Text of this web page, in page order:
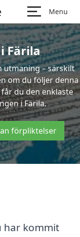
Menu
Färila
utmaning – särskilt
om du följer denna
du den enklaste
i Färila.
förpliktelser
har kommit